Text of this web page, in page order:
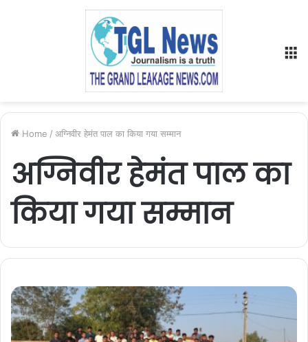
Home / अग्निवीर हेमंत पाल का किया गया सम्मान
अग्निवीर हेमंत पाल का
किया गया सम्मान